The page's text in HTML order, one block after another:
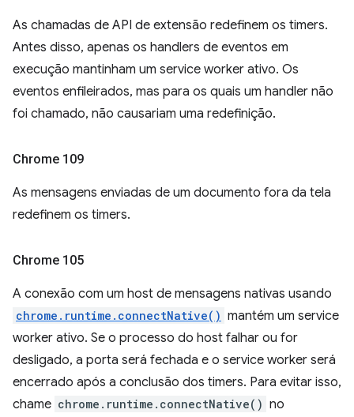
As chamadas de API de extensão redefinem os timers.
Antes disso, apenas os handlers de eventos em
execução mantinham um service worker ativo. Os
eventos enfileirados, mas para os quais um handler não
foi chamado, não causariam uma redefinição.
Chrome 109
As mensagens enviadas de um documento fora da tela
redefinem os timers.
Chrome 105
A conexão com um host de mensagens nativas usando
chrome.runtime.connectNative() mantém um service
worker ativo. Se o processo do host falhar ou for
desligado, a porta será fechada e o service worker será
encerrado após a conclusão dos timers. Para evitar isso,
chame chrome.runtime.connectNative() no